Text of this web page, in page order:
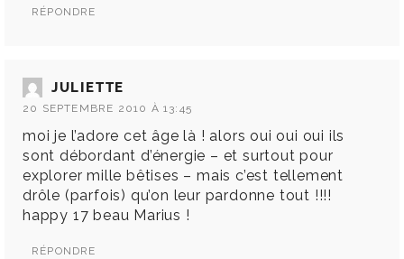
RÉPONDRE
JULIETTE
20 SEPTEMBRE 2010 À 13:45
moi je l’adore cet âge là ! alors oui oui oui ils
sont débordant d’énergie – et surtout pour
explorer mille bêtises – mais c’est tellement
drôle (parfois) qu’on leur pardonne tout !!!!
happy 17 beau Marius !
RÉPONDRE